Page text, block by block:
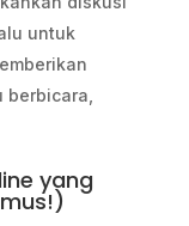
untuk
berbicara,
yang